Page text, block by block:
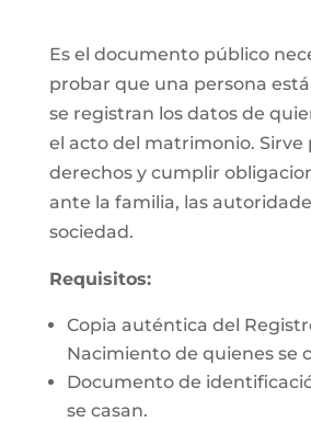
Es el documento público
probar que una persona está
se registran los datos de
el acto del matrimonio. Sirve
derechos y cumplir
ante la familia, las
sociedad.
Requisitos:
Copia auténtica del
Nacimiento de quienes se
Documento de
se casan.